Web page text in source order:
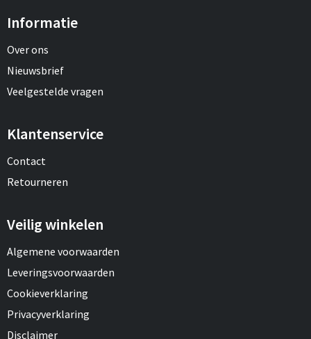
Informatie
Over ons
Nieuwsbrief
Veelgestelde vragen
Klantenservice
Contact
Retourneren
Veilig winkelen
Algemene voorwaarden
Leveringsvoorwaarden
Cookieverklaring
Privacyverklaring
Disclaimer